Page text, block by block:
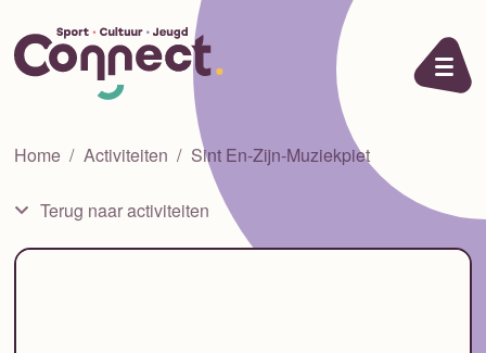
Ga naar de inhoud
Home Activiteiten Sint En-Zijn-Muziekpiet
Terug naar activiteiten